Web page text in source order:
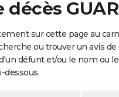
décès
sur cette page au
ou trouver un avis
défunt et/ou le nom ou
dessous.